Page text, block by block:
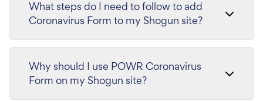
What steps do I need to follow to add
Coronavirus Form to my Shogun site?
Why should I use POWR Coronavirus
Form on my Shogun site?